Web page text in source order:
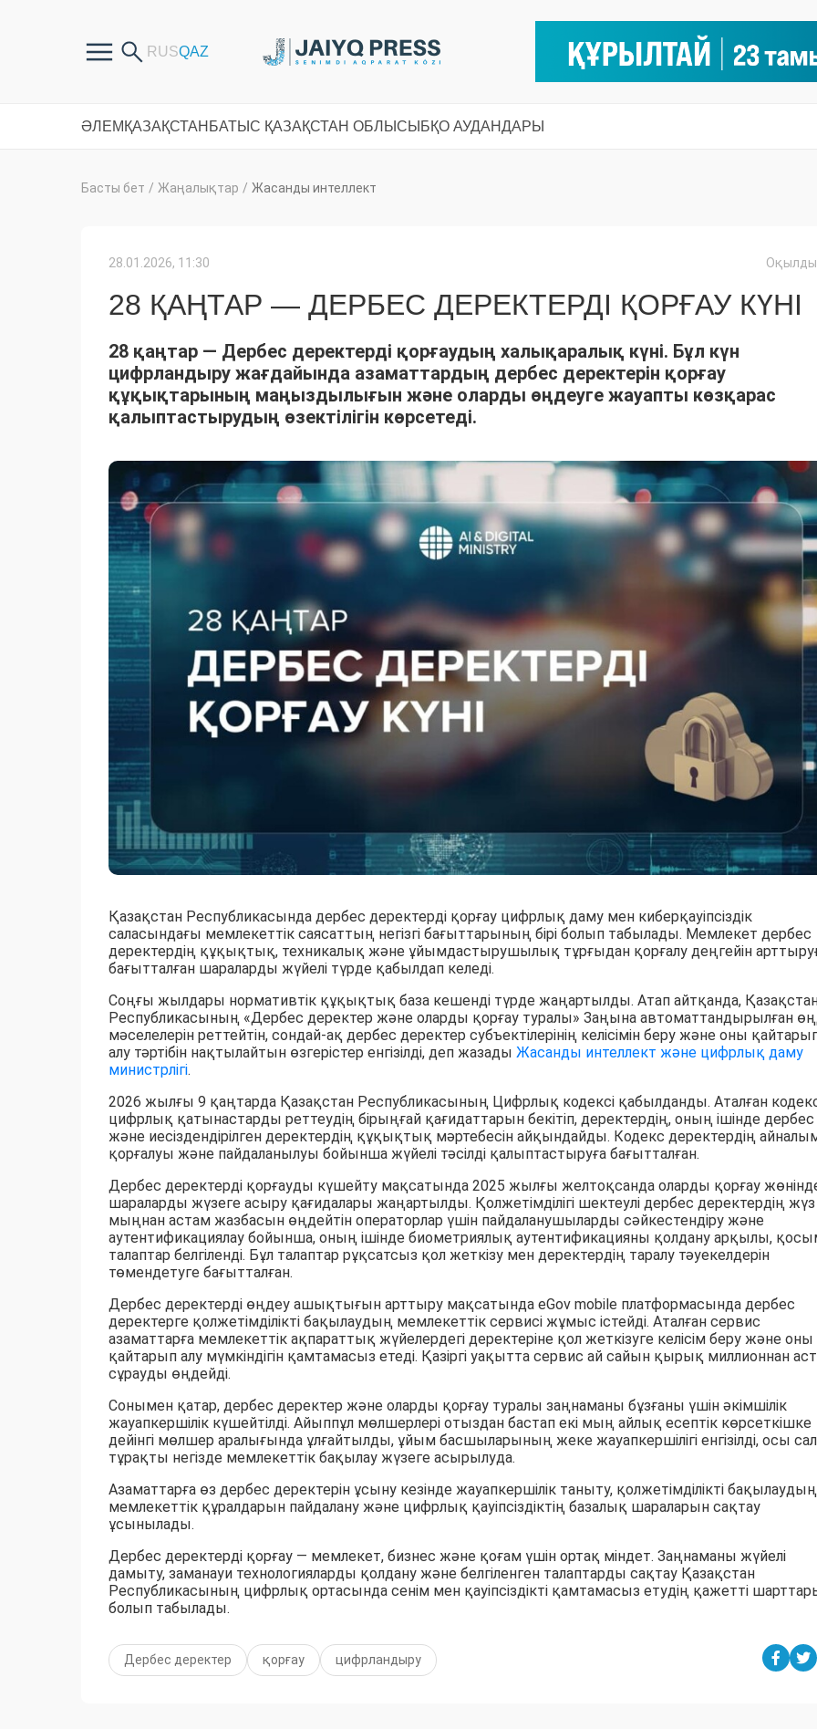
ӘЛЕМ ҚАЗАҚСТАН БАТЫС ҚАЗАҚСТАН ОБЛЫСЫ БҚО АУДАНДАРЫ
Басты бет / Жаңалықтар / Жасанды интеллект
28.01.2026, 11:30
28 ҚАҢТАР — ДЕРБЕС ДЕРЕКТЕРДІ ҚОРҒАУ КҮНІ
28 қаңтар — Дербес деректерді қорғаудың халықаралық күні. Бұл күн
цифрландыру жағдайында азаматтардың дербес деректерін қорғау
құқықтарының маңыздылығын және оларды өңдеуге жауапты көзқарас
қалыптастырудың өзектілігін көрсетеді.
Қазақстан Республикасында дербес деректерді қорғау цифрлық даму мен киберқауіпсіздік
саласындағы мемлекеттік саясаттың негізгі бағыттарының бірі болып табылады. Мемлекет дербес
деректердің құқықтық, техникалық және ұйымдастырушылық тұрғыдан қорғалу деңгейін
бағытталған шараларды жүйелі түрде қабылдап келеді.
Соңғы жылдары нормативтік құқықтық база кешенді түрде жаңартылды. Атап айтқанда,
Республикасының «Дербес деректер және оларды қорғау туралы» Заңына автоматтандырылған
мәселелерін реттейтін, сондай-ақ дербес деректер субъектілерінің келісімін беру және оны
алу тәртібін нақтылайтын өзгерістер енгізілді, деп жазады Жасанды интеллект және цифрлық даму
министрлігі.
2026 жылғы 9 қаңтарда Қазақстан Республикасының Цифрлық кодексі қабылданды. Аталған
цифрлық қатынастарды реттеудің бірыңғай қағидаттарын бекітіп, деректердің, оның ішінде дербес
және иесіздендірілген деректердің құқықтық мәртебесін айқындайды. Кодекс деректердің
қорғалуы және пайдаланылуы бойынша жүйелі тәсілді қалыптастыруға бағытталған.
Дербес деректерді қорғауды күшейту мақсатында 2025 жылғы желтоқсанда оларды қорғау
шараларды жүзеге асыру қағидалары жаңартылды. Қолжетімділігі шектеулі дербес деректердің жүз
мыңнан астам жазбасын өңдейтін операторлар үшін пайдаланушыларды сәйкестендіру және
аутентификациялау бойынша, оның ішінде биометриялық аутентификацияны қолдану арқылы,
талаптар белгіленді. Бұл талаптар рұқсатсыз қол жеткізу мен деректердің таралу тәуекелдерін
төмендетуге бағытталған.
Дербес деректерді өңдеу ашықтығын арттыру мақсатында eGov mobile платформасында дербес
деректерге қолжетімділікті бақылаудың мемлекеттік сервисі жұмыс істейді. Аталған сервис
азаматтарға мемлекеттік ақпараттық жүйелердегі деректеріне қол жеткізуге келісім беру және оны
қайтарып алу мүмкіндігін қамтамасыз етеді. Қазіргі уақытта сервис ай сайын қырық миллионнан
сұрауды өңдейді.
Сонымен қатар, дербес деректер және оларды қорғау туралы заңнаманы бұзғаны үшін әкімшілік
жауапкершілік күшейтілді. Айыппұл мөлшерлері отыздан бастап екі мың айлық есептік көрсеткішке
дейінгі мөлшер аралығында ұлғайтылды, ұйым басшыларының жеке жауапкершілігі енгізілді, осы
тұрақты негізде мемлекеттік бақылау жүзеге асырылуда.
Азаматтарға өз дербес деректерін ұсыну кезінде жауапкершілік таныту, қолжетімділікті бақылаудың
мемлекеттік құралдарын пайдалану және цифрлық қауіпсіздіктің базалық шараларын сақтау
ұсынылады.
Дербес деректерді қорғау — мемлекет, бизнес және қоғам үшін ортақ міндет. Заңнаманы жүйелі
дамыту, заманауи технологияларды қолдану және белгіленген талаптарды сақтау Қазақстан
Республикасының цифрлық ортасында сенім мен қауіпсіздікті қамтамасыз етудің қажетті
болып табылады.
Дербес деректер қорғау цифрландыру